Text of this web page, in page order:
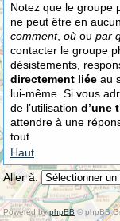
Notez que le groupe
ne peut être en
comment, où ou par
contacter le groupe
désistements,
directement liée au
lui-même. Si vous
de l’utilisation d’une
attendre à une
tout.
Haut
Aller à:
Powered byphpBB © phpBB